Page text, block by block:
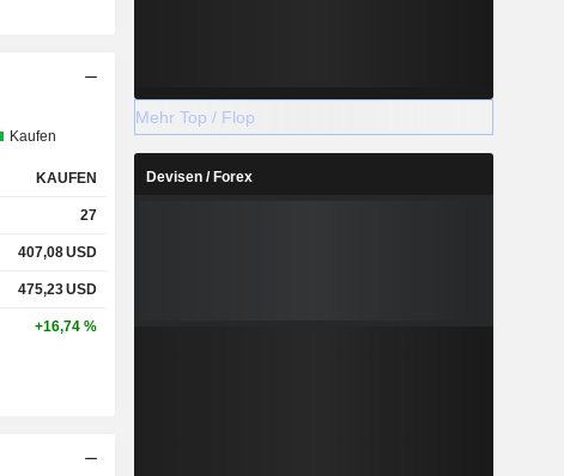
Kaufen
KAUFEN
27
407,08USD
475,23USD
+16,74 %
Mehr Top / Flop
Devisen / Forex